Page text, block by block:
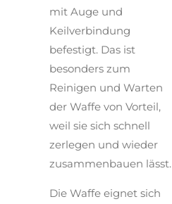
mit Auge und
Keilverbindung
befestigt. Das ist
besonders zum
Reinigen und Warten
der Waffe von Vorteil,
weil sie sich schnell
zerlegen und wieder
zusammenbauen lässt.
Die Waffe eignet sich